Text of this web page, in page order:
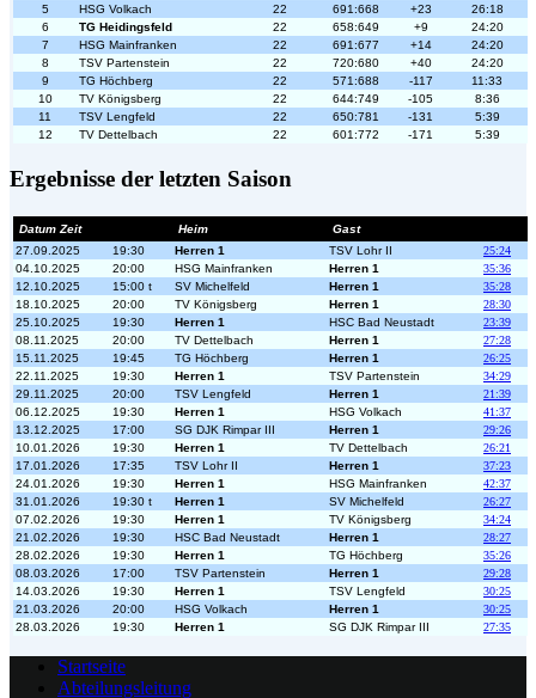
5
HSG Volkach 22 691:668 +23
26:18
6
TG Heidingsfeld 22 658:649 +9
24:20
7
HSG Mainfranken 22 691:677 +14
24:20
8
TSV Partenstein 22 720:680 +40
24:20
9
TG Höchberg 22 571:688 -117
11:33
10
TV Königsberg 22 644:749 -105
8:36
11
TSV Lengfeld 22 650:781 -131
5:39
12
TV Dettelbach 22 601:772 -171 5:39
Ergebnisse der letzten Saison
Datum Zeit Heim
Gast
27.09.2025
19:30 Herren 1 TSV Lohr II
25:24
04.10.2025
20:00 HSG Mainfranken Herren 1
35:36
12.10.2025
15:00 t SV Michelfeld Herren 1
35:28
18.10.2025
20:00 TV Königsberg Herren 1
28:30
25.10.2025
19:30 Herren 1 HSC Bad Neustadt
23:39
08.11.2025
20:00 TV Dettelbach Herren 1
27:28
15.11.2025
19:45 TG Höchberg Herren 1
26:25
22.11.2025
19:30 Herren 1 TSV Partenstein
34:29
29.11.2025
20:00 TSV Lengfeld Herren 1
21:39
06.12.2025
19:30 Herren 1 HSG Volkach
41:37
13.12.2025
17:00 SG DJK Rimpar III Herren 1
29:26
10.01.2026
19:30 Herren 1 TV Dettelbach
26:21
17.01.2026
17:35 TSV Lohr II Herren 1
37:23
24.01.2026
19:30 Herren 1 HSG Mainfranken
42:37
31.01.2026
19:30 t Herren 1 SV Michelfeld
26:27
07.02.2026
19:30 Herren 1 TV Königsberg
34:24
21.02.2026
19:30 HSC Bad Neustadt Herren 1
28:27
28.02.2026
19:30 Herren 1 TG Höchberg
35:26
08.03.2026
17:00 TSV Partenstein Herren 1
29:28
14.03.2026
19:30 Herren 1 TSV Lengfeld
30:25
21.03.2026
20:00 HSG Volkach Herren 1
30:25
28.03.2026
19:30 Herren 1 SG DJK Rimpar III 27:35
Startseite
Abteilungsleitung